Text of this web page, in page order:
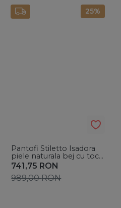
25%
Pantofi Stiletto Isadora
piele naturala bej cu toc
mic evazat
741,75 RON
989,00RON